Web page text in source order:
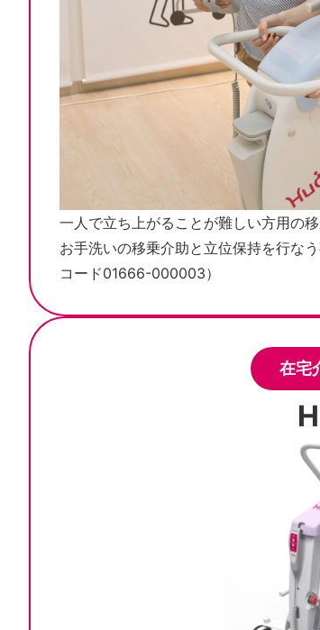
一人で立ち上がることが難しい方用
お手洗いの移乗介助と立位保持を行な
コード01666-000003）
在宅